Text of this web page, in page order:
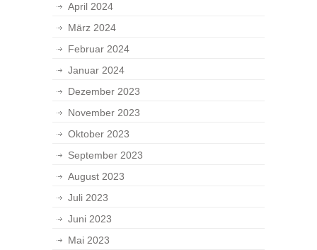
April 2024
März 2024
Februar 2024
Januar 2024
Dezember 2023
November 2023
Oktober 2023
September 2023
August 2023
Juli 2023
Juni 2023
Mai 2023